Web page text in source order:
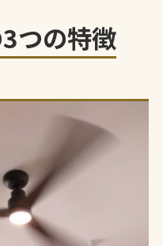
つの特徴